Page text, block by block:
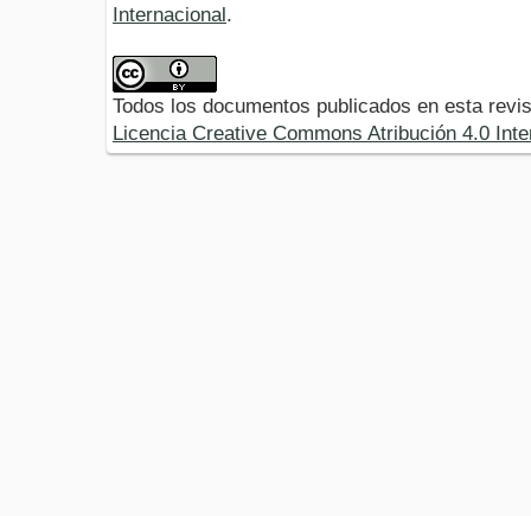
Internacional.
Todos los documentos publicados en esta
Licencia Creative Commons Atribución 4.0